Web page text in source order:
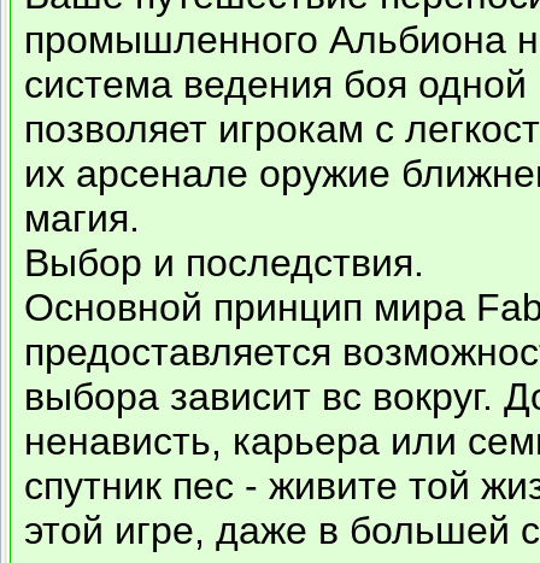
промышленного Альбиона
система ведения боя
позволяет игрокам с
их арсенале оружие
магия.
Выбор и последствия.
Основной принцип мира
предоставляется
выбора зависит вс вокруг.
ненависть, карьера или
спутник пес - живите той
этой игре, даже в большей